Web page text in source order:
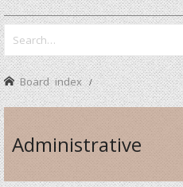
Board index
Administrative